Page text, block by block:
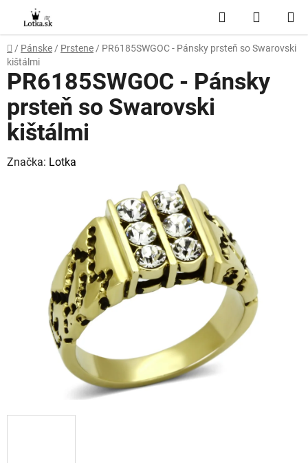
obsah
Hľadať
KOŠÍK
Domov
/ Pánske / Prstene / PR6185SWGOC - Pánsky prsteň so Swarovski
kištálmi
PR6185SWGOC - Pánsky
prsteň so Swarovski
kištálmi
Značka: Lotka